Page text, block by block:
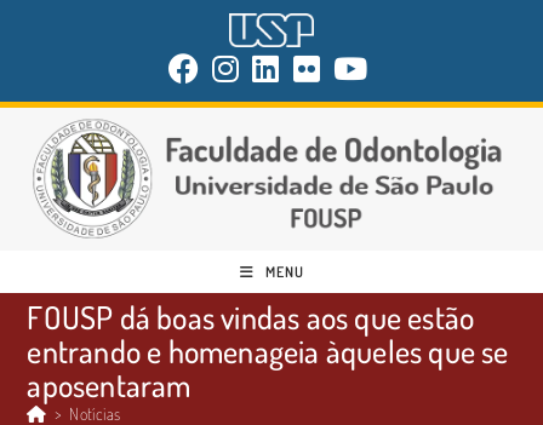
MENU
FOUSP dá boas vindas aos que estão
entrando e homenageia àqueles que se
aposentaram
> Notícias